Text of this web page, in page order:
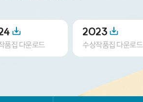
품집 다운로드
2023
수상작품집 다운로드